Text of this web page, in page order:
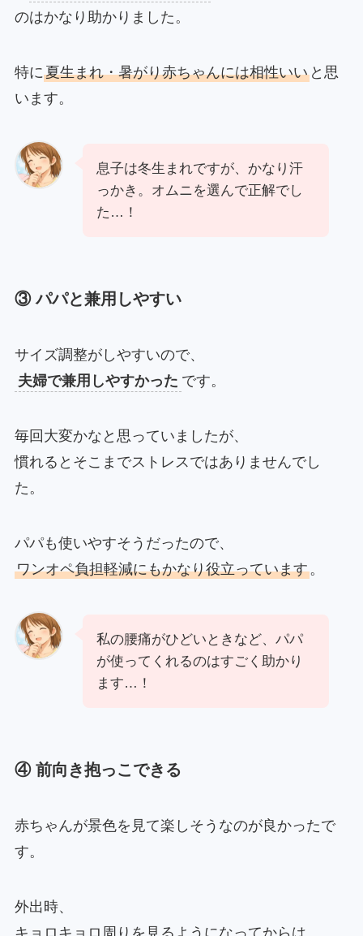
のはかなり助かりました。
特に夏生まれ・暑がり赤ちゃんには相性いいと思
います。
息子は冬生まれですが、かなり汗
っかき。オムニを選んで正解でし
た…！
③ パパと兼用しやすい
サイズ調整がしやすいので、
夫婦で兼用しやすかった です。
毎回大変かなと思っていましたが、
慣れるとそこまでストレスではありませんでし
た。
パパも使いやすそうだったので、
ワンオペ負担軽減にもかなり役立っています。
私の腰痛がひどいときなど、パパ
が使ってくれるのはすごく助かり
ます…！
④ 前向き抱っこできる
赤ちゃんが景色を見て楽しそうなのが良かったで
す。
外出時、